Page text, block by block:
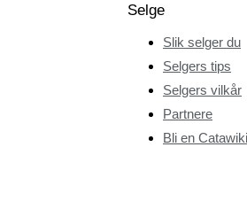
Selge
Slik selger du
Selgers tips
Selgers vilkår
Partnere
Bli en